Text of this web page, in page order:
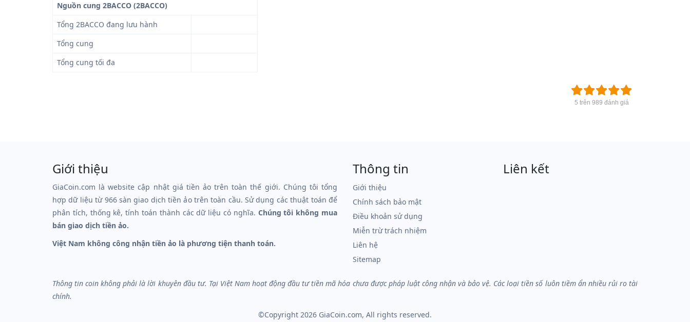
Nguồn cung 2BACCO (2BACCO)
Tổng 2BACCO đang lưu hành
Tổng cung
Tổng cung tối đa
5 trên 989 đánh giá
Giới thiệu
GiaCoin.com là website cập nhật giá tiền ảo trên toàn thế giới. Chúng tôi tổng
hợp dữ liệu từ 966 sàn giao dịch tiền ảo trên toàn cầu. Sử dụng các thuật toán để
phân tích, thống kê, tính toán thành các dữ liệu có nghĩa. Chúng tôi không mua
bán giao dịch tiền ảo.
Việt Nam không công nhận tiền ảo là phương tiện thanh toán.
Thông tin
Giới thiệu
Chính sách bảo mật
Điều khoản sử dụng
Miễn trừ trách nhiệm
Liên hệ
Sitemap
Liên kết
Thông tin coin không phải là lời khuyên đầu tư. Tại Việt Nam hoạt động đầu tư tiền mã hóa chưa được pháp luật công nhận và bảo vệ. Các loại tiền số luôn tiềm ẩn nhiều rủi ro tài
chính.
©Copyright 2026 GiaCoin.com, All rights reserved.